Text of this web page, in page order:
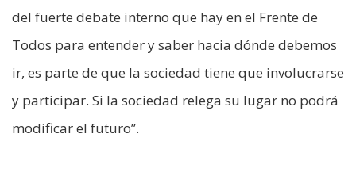
del fuerte debate interno que hay en el Frente de
Todos para entender y saber hacia dónde debemos
ir, es parte de que la sociedad tiene que involucrarse
y participar. Si la sociedad relega su lugar no podrá
modificar el futuro”.